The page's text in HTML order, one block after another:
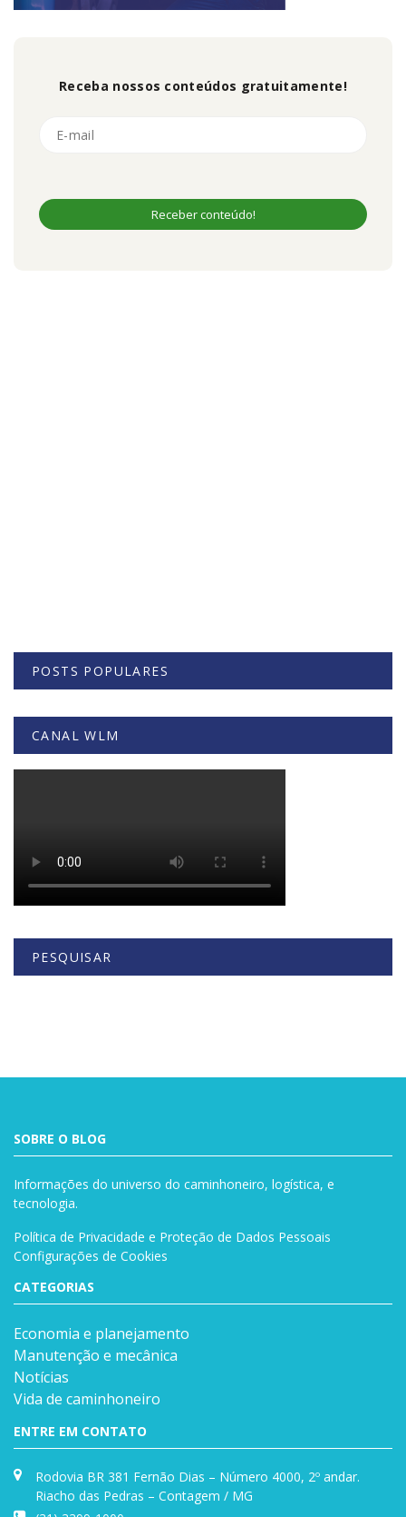
Receba nossos conteúdos gratuitamente!
POSTS POPULARES
CANAL WLM
PESQUISAR
SOBRE O BLOG
Informações do universo do caminhoneiro, logística, e
tecnologia.
Política de Privacidade e Proteção de Dados Pessoais
Configurações de Cookies
CATEGORIAS
Economia e planejamento
Manutenção e mecânica
Notícias
Vida de caminhoneiro
ENTRE EM CONTATO
Rodovia BR 381 Fernão Dias – Número 4000, 2º andar.
Riacho das Pedras – Contagem / MG